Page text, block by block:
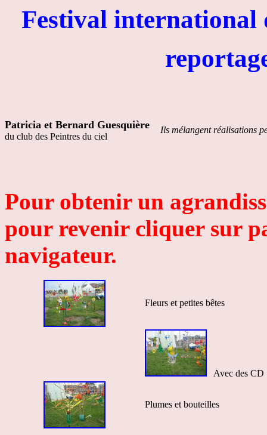
Festival international
reportage
Patricia et Bernard Guesquière
du club des Peintres du ciel
Ils mélangent réalisations
Pour obtenir un
pour revenir cliquer sur
navigateur.
Fleurs et petites bêtes
Avec des CD
Plumes et bouteilles